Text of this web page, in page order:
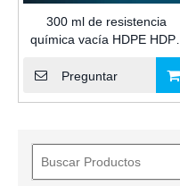
300 ml de resistencia
química vacía HDPE HDPE
Embalaje de adhesivo
Cartucho de plástico para
sellador de silicona
Preguntar